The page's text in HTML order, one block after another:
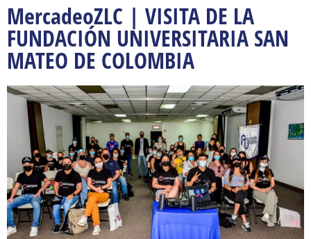
MercadeoZLC | VISITA DE LA
FUNDACIÓN UNIVERSITARIA SAN
MATEO DE COLOMBIA